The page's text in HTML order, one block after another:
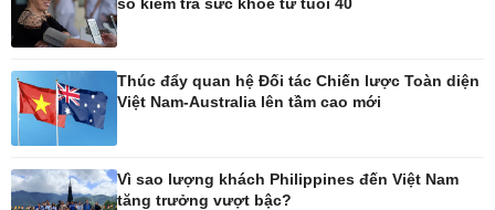
Pháp luật
Vụ án
Tin nóng
Tư vấn luật
Bóng đá quốc tế
Bóng đá Việt Nam
Hậu trường
Thúc đẩy quan hệ Đối tác Chiến lược Toàn diện
Việt Nam-Australia lên tầm cao mới
Vì sao lượng khách Philippines đến Việt Nam
tăng trưởng vượt bậc?